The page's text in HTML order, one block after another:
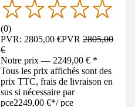
(0)
PVR: 2805,00 €PVR2805,00
€
Notre prix — 2249,00 € *
Tous les prix affichés sont des
prix TTC, frais de livraison en
sus si nécessaire par
pce2249,00 €*/ pce